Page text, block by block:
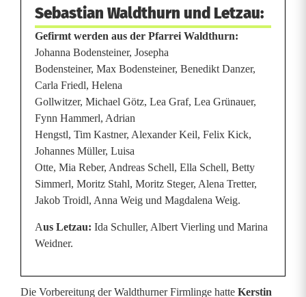
Sebastian Waldthurn und Letzau:
Gefirmt werden aus der Pfarrei Waldthurn:
Johanna Bodensteiner, Josepha
Bodensteiner, Max Bodensteiner, Benedikt Danzer,
Carla Friedl, Helena
Gollwitzer, Michael Götz, Lea Graf, Lea Grünauer,
Fynn Hammerl, Adrian
Hengstl, Tim Kastner, Alexander Keil, Felix Kick,
Johannes Müller, Luisa
Otte, Mia Reber, Andreas Schell, Ella Schell, Betty
Simmerl, Moritz Stahl, Moritz Steger, Alena Tretter,
Jakob Troidl, Anna Weig und Magdalena Weig.
Aus Letzau: Ida Schuller, Albert Vierling und Marina
Weidner.
Die Vorbereitung der Waldthurner Firmlinge hatte Kerstin